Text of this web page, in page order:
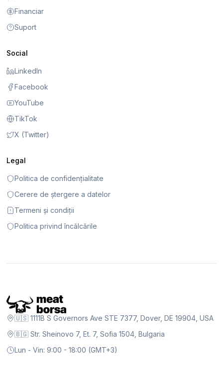
Financiar
Suport
Social
LinkedIn
Facebook
YouTube
TikTok
X (Twitter)
Legal
Politica de confidențialitate
Cerere de ștergere a datelor
Termeni și condiții
Politica privind încălcările
🇺🇸 1111B S Governors Ave STE 7377, Dover, DE 19904, USA
🇧🇬 Str. Sheinovo 7, Et. 7, Sofia 1504, Bulgaria
Lun - Vin: 9:00 - 18:00 (GMT+3)